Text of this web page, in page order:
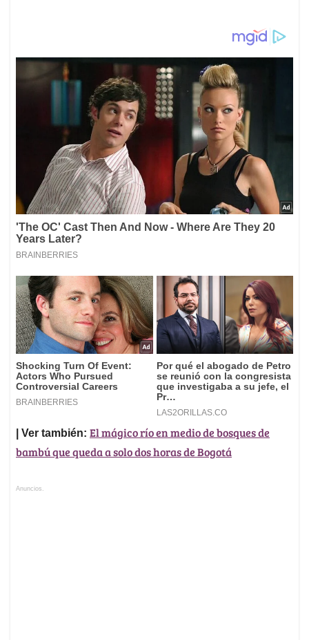
| Ver también: El mágico río en medio de bosques de
bambú que queda a solo dos horas de Bogotá
Anuncios.